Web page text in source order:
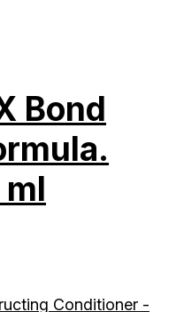
Bond